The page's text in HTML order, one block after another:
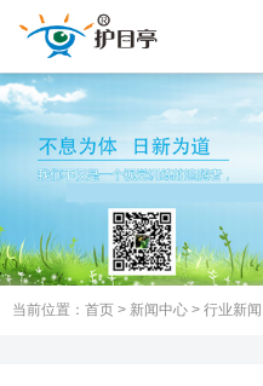
当前位置： 首页 > 新闻中心 > 行业新闻